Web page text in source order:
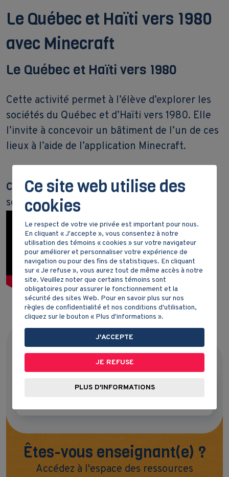
Le Québec et Haïti vers 1980
avec Minecraft
Le Québec et Haïti vers 1980
Cette activité permet à l’élève d’explorer les
sociétés du Québec et d’Haïti vers 1980. Elle
l’invite à concevoir un bâtiment de l’un de ces
lieux à l’aide de l’application Minecraft.
Compétence 3 :s’ouvrir à la diversité des
sociétés et de leur territoire
DOCUMENT(S) DE L'ÉLÈVE
Version modifiable et imprimable sur
Êtes-vous enseignant(e) ?
Accédez à l'espace des ressources
Ce site web utilise des
cookies
Le respect de votre vie privée est important pour nous.
En cliquant « J'accepte », vous consentez à notre
utilisation des témoins « cookies » sur votre navigateur
pour améliorer et personnaliser votre expérience de
navigation ou pour des fins de statistiques. En cliquant
sur « Je refuse », vous aurez tout de même accès à notre
site. Veuillez noter que certains témoins sont
obligatoires pour assurer le fonctionnement et la
sécurité des sites Web. Pour en savoir plus sur nos
règles de confidentialité et nos conditions d'utilisation,
cliquez sur le bouton « Plus d'informations ».
J'ACCEPTE
JE REFUSE
PLUS D'INFORMATIONS